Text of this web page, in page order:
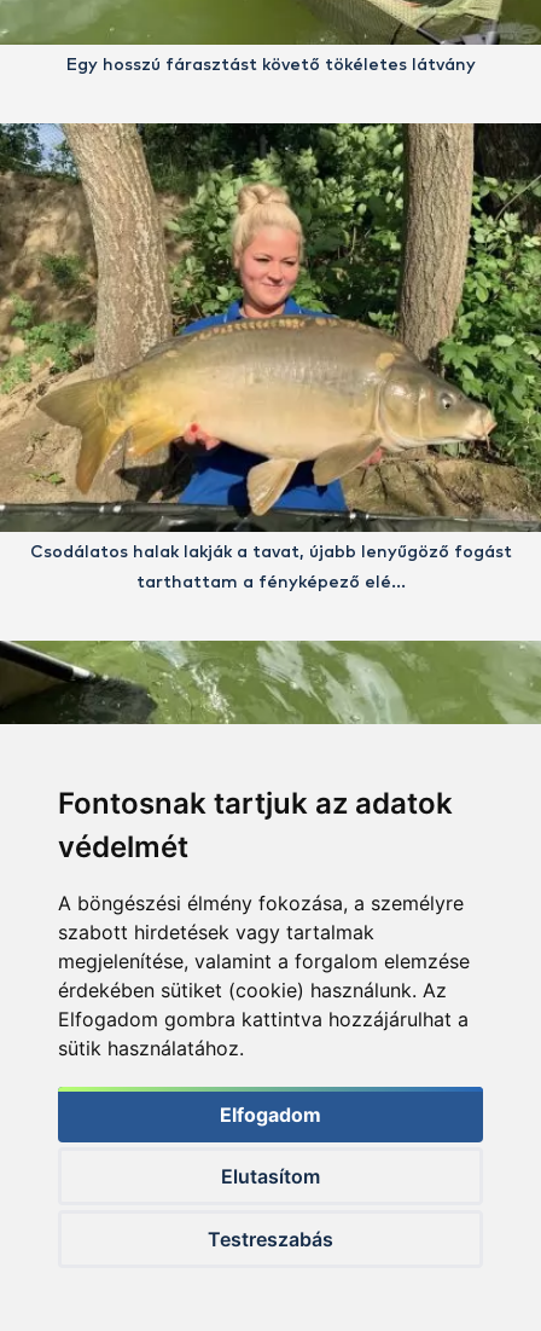
Fontosnak tartjuk az adatok
védelmét
A böngészési élmény fokozása, a személyre
szabott hirdetések vagy tartalmak
megjelenítése, valamint a forgalom elemzése
érdekében sütiket (cookie) használunk. Az
Elfogadom gombra kattintva hozzájárulhat a
sütik használatához.
Elfogadom
Elutasítom
Testreszabás
Egy hosszú fárasztást követő tökéletes látvány
Csodálatos halak lakják a tavat, újabb lenyűgöző fogást
tarthattam a fényképező elé…